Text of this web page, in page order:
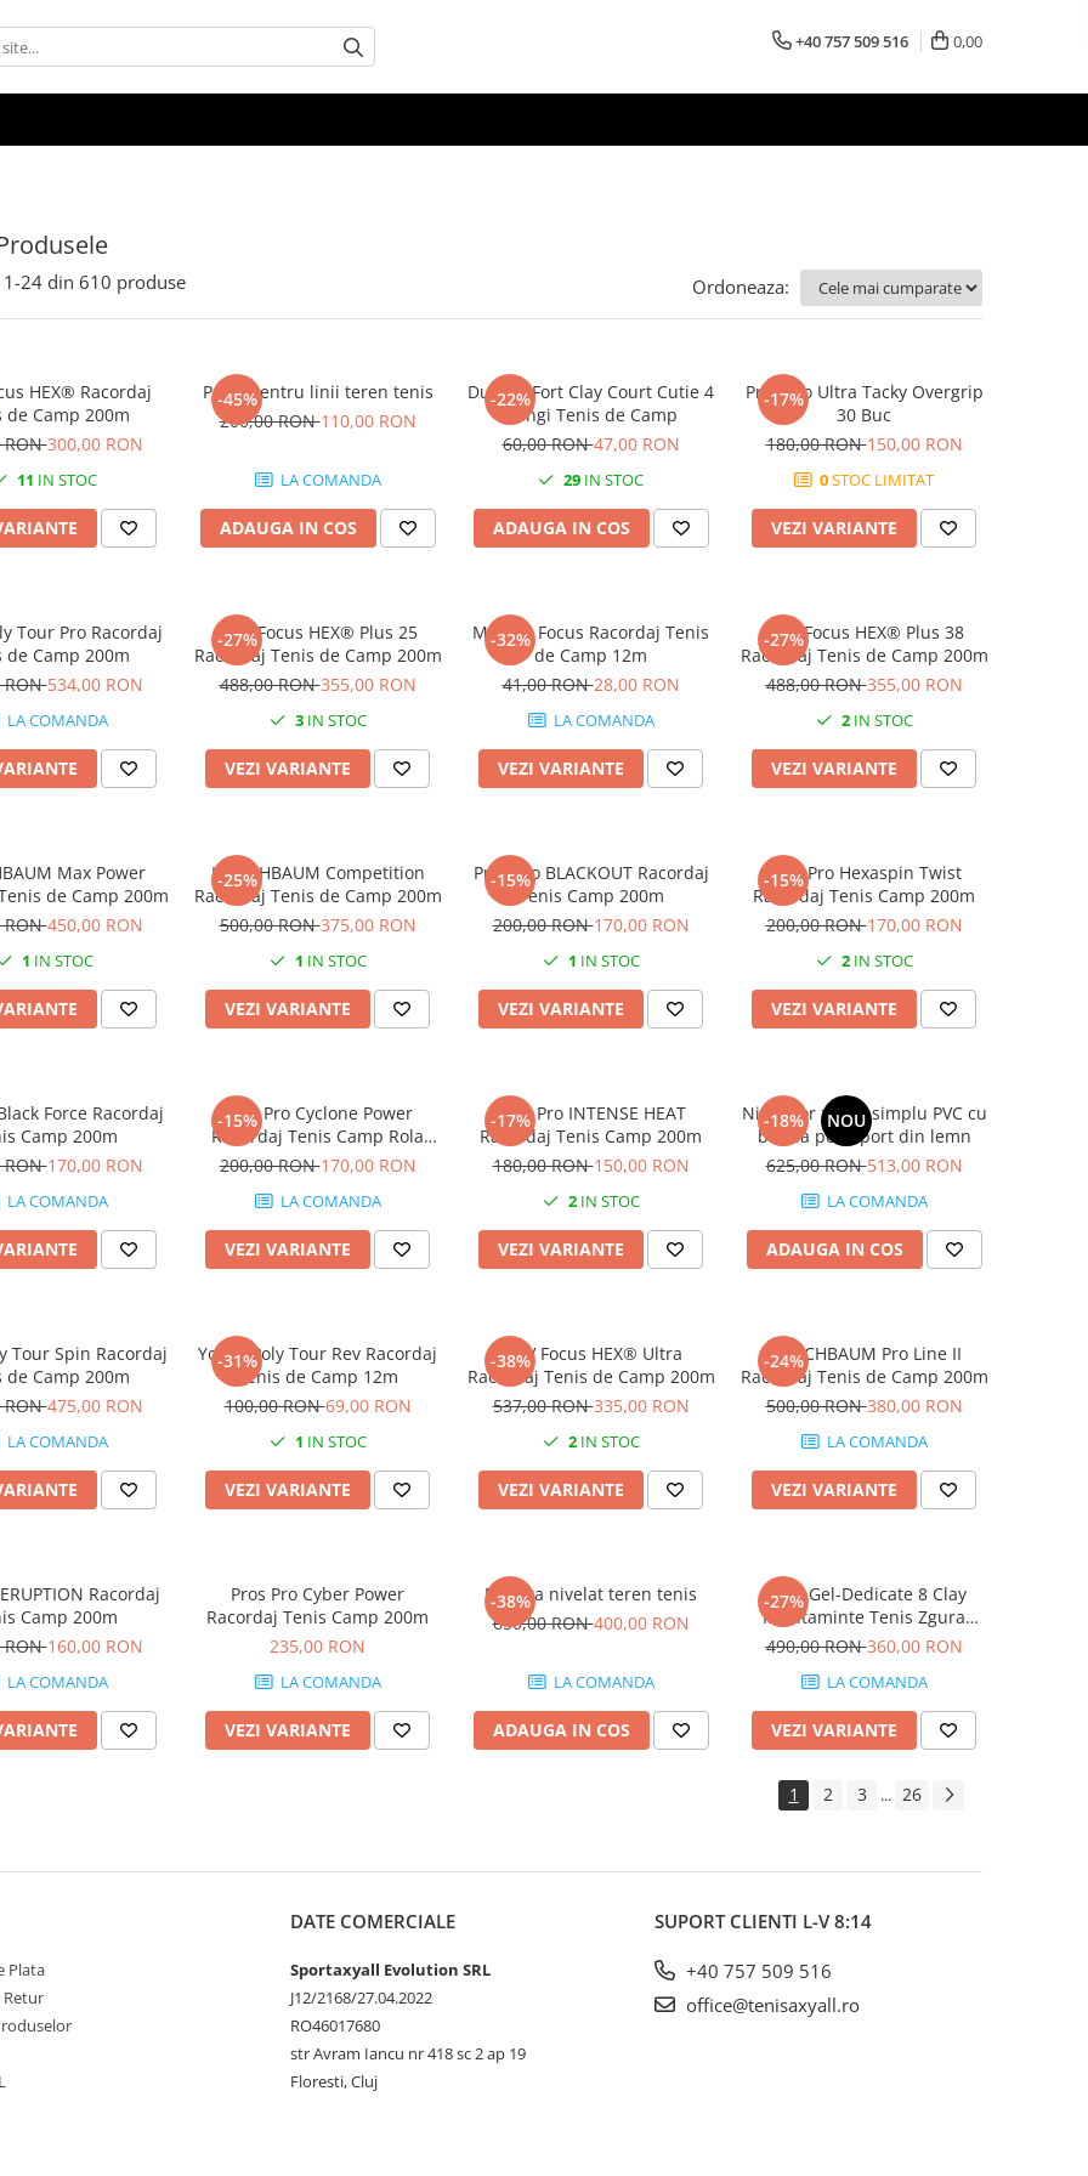
+40 757 509 516 0,00
1-24 din 610 produse Ordoneaza:
HEX® Racordaj
de Camp 200m
RON300,00 RON
11 IN STOC
-45%
Perie pentru linii teren tenis
200,00 RON110,00 RON
LA COMANDA
ADAUGA IN COS
-22%
Dunlop Fort Clay Court Cutie 4
Mingi Tenis de Camp
60,00 RON47,00 RON
29 IN STOC
ADAUGA IN COS
-17%
Pros Pro Ultra Tacky Overgrip
30 Buc
180,00 RON150,00 RON
0STOC LIMITAT
VEZI VARIANTE
Tour Pro Racordaj
de Camp 200m
RON534,00 RON
LA COMANDA
-27%
MSV Focus HEX® Plus 25
Racordaj Tenis de Camp 200m
488,00 RON355,00 RON
3IN STOC
VEZI VARIANTE
-32%
MSV Co Focus Racordaj Tenis
de Camp 12m
41,00 RON28,00 RON
LA COMANDA
VEZI VARIANTE
-27%
MSV Focus HEX® Plus 38
Racordaj Tenis de Camp 200m
488,00 RON355,00 RON
2IN STOC
VEZI VARIANTE
Max Power
de Camp 200m
RON450,00 RON
1 IN STOC
-25%
KIRSCHBAUM Competition
Racordaj Tenis de Camp 200m
500,00 RON375,00 RON
1 IN STOC
VEZI VARIANTE
-15%
Pros Pro BLACKOUT Racordaj
Tenis Camp 200m
200,00 RON170,00 RON
1 IN STOC
VEZI VARIANTE
-15%
Pros Pro Hexaspin Twist
Racordaj Tenis Camp 200m
200,00 RON170,00 RON
2IN STOC
VEZI VARIANTE
Force Racordaj
Camp 200m
RON170,00 RON
LA COMANDA
-15%
Pros Pro Cyclone Power
Racordaj Tenis Camp Rola
200m
200,00 RON170,00 RON
LA COMANDA
VEZI VARIANTE
-17%
Pros Pro INTENSE HEAT
Racordaj Tenis Camp 200m
180,00 RON150,00 RON
2IN STOC
VEZI VARIANTE
-18% NOU
Nivelator zgura simplu PVC cu
banda pe suport din lemn
625,00 RON513,00 RON
LA COMANDA
ADAUGA IN COS
Tour Spin Racordaj
de Camp 200m
RON475,00 RON
LA COMANDA
-31%
Yonex Poly Tour Rev Racordaj
Tenis de Camp 12m
100,00 RON69,00 RON
1 IN STOC
VEZI VARIANTE
-38%
MSV Focus HEX® Ultra
Racordaj Tenis de Camp 200m
537,00 RON335,00 RON
2IN STOC
VEZI VARIANTE
-24%
KIRSCHBAUM Pro Line II
Racordaj Tenis de Camp 200m
500,00 RON380,00 RON
LA COMANDA
VEZI VARIANTE
Racordaj
Camp 200m
RON160,00 RON
LA COMANDA
Pros Pro Cyber Power
Racordaj Tenis Camp 200m
235,00 RON
LA COMANDA
VEZI VARIANTE
-38%
Matura nivelat teren tenis
650,00 RON400,00 RON
LA COMANDA
ADAUGA IN COS
-27%
Asics Gel-Dedicate 8 Clay
Incaltaminte Tenis Zgura
Femei Gri albastrui, Alb
490,00 RON360,00 RON
LA COMANDA
VEZI VARIANTE
1 2 3 ... 26
Plata
Retur
DATE COMERCIALE
Sportaxyall Evolution SRL
J12/2168/27.04.2022
RO46017680
str Avram Iancu nr 418 sc 2 ap 19
Floresti, Cluj
SUPORT CLIENTI L-V 8:14
+40 757 509 516
office@tenisaxyall.ro